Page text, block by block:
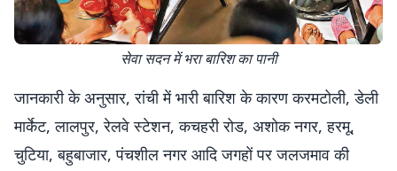
सेवा सदन में भरा बारिश का पानी
जानकारी के अनुसार, रांची में भारी बारिश के कारण करमटोली, डेली
मार्केट, लालपुर, रेलवे स्टेशन, कचहरी रोड, अशोक नगर, हरमू,
चुटिया, बहुबाजार, पंचशील नगर आदि जगहों पर जलजमाव की